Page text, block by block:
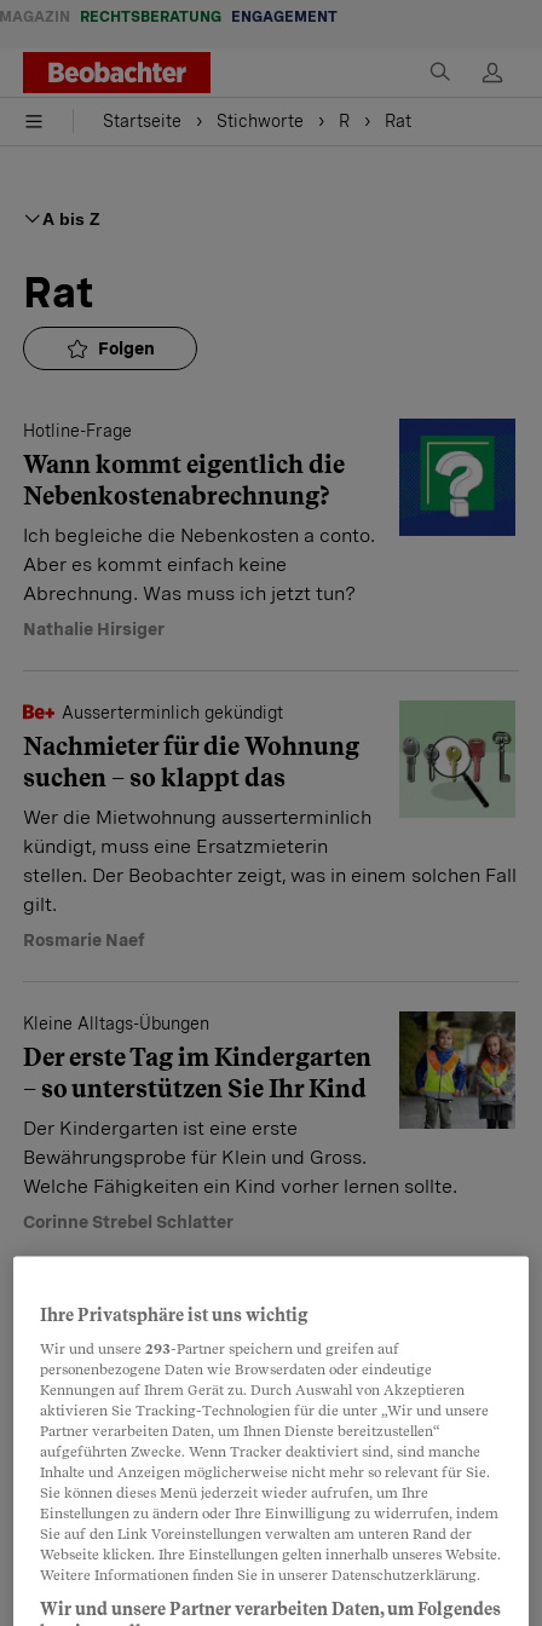
MAGAZIN RECHTSBERATUNG ENGAGEMENT
Startseite Stichworte R Rat
A bis Z
Rat
Folgen
Hotline-Frage
Wann kommt eigentlich die
Neben­kosten­­abrechnung?
Ich begleiche die Nebenkosten a conto.
Aber es kommt einfach keine
Abrechnung. Was muss ich jetzt tun?
Nathalie Hirsiger
Ausserterminlich gekündigt
Nach­mieter für die Wohnung
suchen – so klappt das
Wer die Mietwohnung ausserterminlich
kündigt, muss eine Ersatzmieterin
stellen. Der Beobachter zeigt, was in einem solchen Fall
gilt.
Rosmarie Naef
Kleine Alltags-Übungen
Der erste Tag im Kindergarten
– so unterstützen Sie Ihr Kind
Der Kindergarten ist eine erste
Bewährungsprobe für Klein und Gross.
Welche Fähigkeiten ein Kind vorher lernen sollte.
Corinne Strebel Schlatter
Workout mit Effekt
Deshalb ist Wandern das
beste Fitness-Training
Am Wochenende noch nichts vor?
Dann ab in die Berge! Das ist nämlich
nicht nur erholsam, sondern hält uns auch fit.
Marlies Seifert («Schweizer Illustrierte»)
Ihre Privatsphäre ist uns wichtig
Wir und unsere293-Partner speichern und greifen auf
personenbezogene Daten wie Browserdaten oder eindeutige
Kennungen auf Ihrem Gerät zu. Durch Auswahl von Akzeptieren
aktivieren Sie Tracking-Technologien für die unter „Wir und unsere
Partner verarbeiten Daten, um Ihnen Dienste bereitzustellen“
aufgeführten Zwecke. Wenn Tracker deaktiviert sind, sind manche
Inhalte und Anzeigen möglicherweise nicht mehr so relevant für Sie.
Sie können dieses Menü jederzeit wieder aufrufen, um Ihre
Einstellungen zu ändern oder Ihre Einwilligung zu widerrufen, indem
Sie auf den Link Voreinstellungen verwalten am unteren Rand der
Webseite klicken. Ihre Einstellungen gelten innerhalb unseres Website.
Weitere Informationen finden Sie in unserer Datenschutzerklärung.
Wir und unsere Partner verarbeiten Daten, um Folgendes